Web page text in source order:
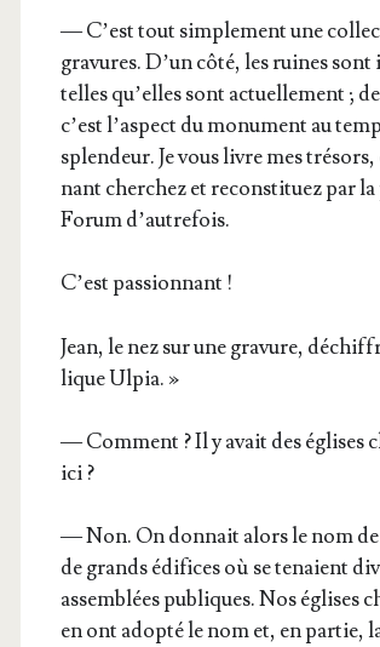
— C’est tout sim­ple­ment une
gra­vures. D’un côté, les ruines sont
telles qu’elles sont actuel­le­ment ;
c’est l’as­pect du monu­ment au
splen­deur. Je vous livre mes
nant cher­chez et recons­ti­tuez par la
Forum d’autrefois.
C’est pas­sion­nant !
Jean, le nez sur une gra­vure,
lique Ulpia. »
— Com­ment ? Il y avait des églises
ici ?
— Non. On don­nait alors le nom de
de grands édi­fices où se tenaient
assem­blées publiques. Nos églises
en ont adop­té le nom et, en par­tie,